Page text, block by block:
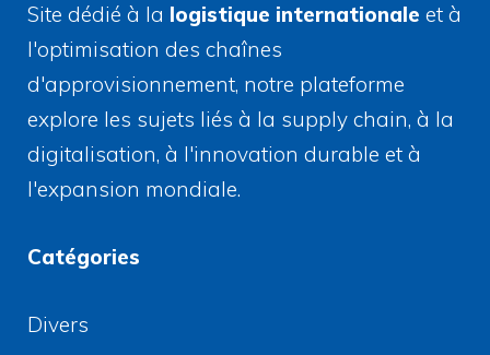
Site dédié à la logistique internationale et à
l'optimisation des chaînes
d'approvisionnement, notre plateforme
explore les sujets liés à la supply chain, à la
digitalisation, à l'innovation durable et à
l'expansion mondiale.
Catégories
Divers